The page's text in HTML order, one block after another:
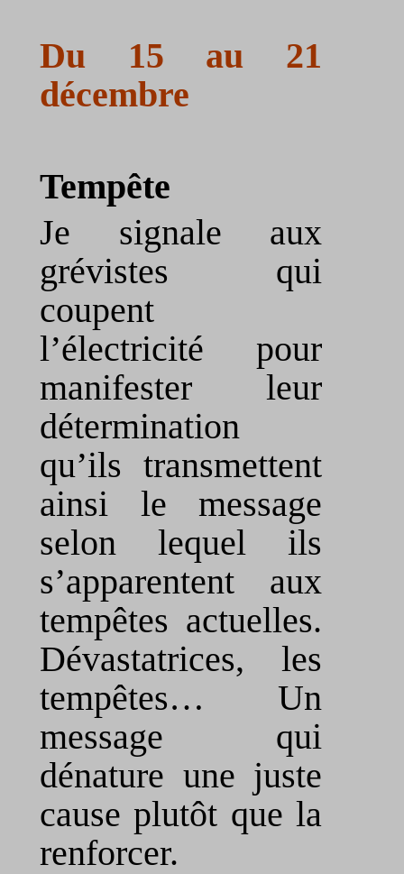
Du 15 au 21
décembre
Tempête
Je signale aux
grévistes qui
coupent
l’électricité pour
manifester leur
détermination
qu’ils transmettent
ainsi le message
selon lequel ils
s’apparentent aux
tempêtes actuelles.
Dévastatrices, les
tempêtes… Un
message qui
dénature une juste
cause plutôt que la
renforcer.